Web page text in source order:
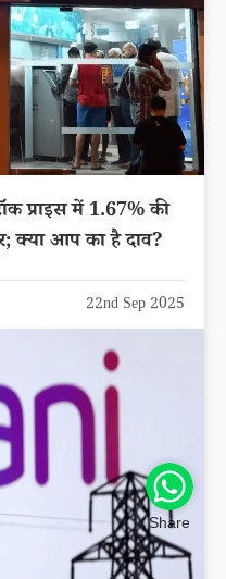
प्राइस में 1.67% की
क्या आप का है दाव?
22nd Sep 2025
Share